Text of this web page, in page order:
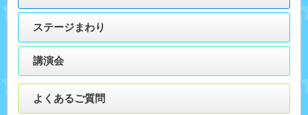
ステージまわり
講演会
よくあるご質問